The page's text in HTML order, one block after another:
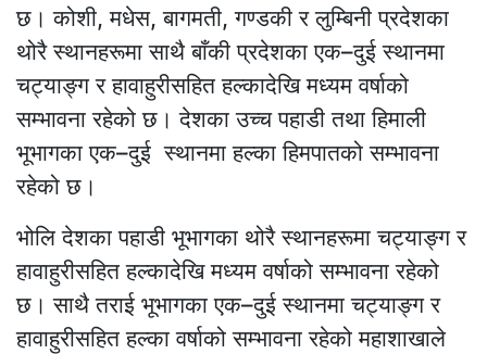
छ। कोशी, मधेस, बागमती, गण्डकी र लुम्बिनी प्रदेशका
थोरै स्थानहरूमा साथै बाँकी प्रदेशका एक–दुई स्थानमा
चट्याङ्ग र हावाहुरीसहित हल्कादेखि मध्यम वर्षाको
सम्भावना रहेको छ। देशका उच्च पहाडी तथा हिमाली
भूभागका एक–दुई स्थानमा हल्का हिमपातको सम्भावना
रहेको छ।
भोलि देशका पहाडी भूभागका थोरै स्थानहरूमा चट्याङ्ग र
हावाहुरीसहित हल्कादेखि मध्यम वर्षाको सम्भावना रहेको
छ। साथै तराई भूभागका एक–दुई स्थानमा चट्याङ्ग र
हावाहुरीसहित हल्का वर्षाको सम्भावना रहेको महाशाखाले